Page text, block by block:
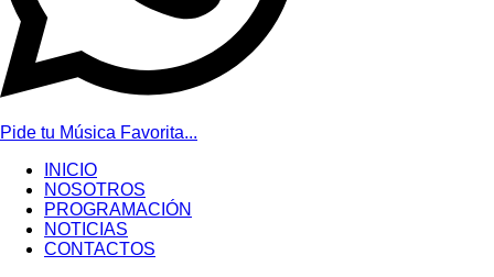
Pide tu Música Favorita...
INICIO
NOSOTROS
PROGRAMACIÓN
NOTICIAS
CONTACTOS